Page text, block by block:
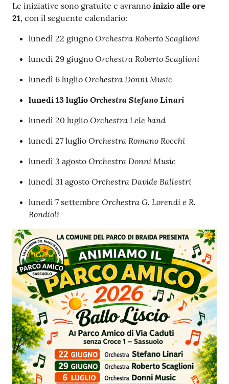
a
s
gli
argomenti...
Seguici
Le iniziative sono gratuite e avranno inizio alle ore
21, con il seguente calendario:
lunedì 22 giugno Orchestra Roberto Scaglioni
lunedì 29 giugno Orchestra Roberto Scaglioni
lunedì 6 luglio Orchestra Donni Music
lunedì 13 luglio Orchestra Stefano Linari
lunedì 20 luglio Orchestra Lele band
lunedì 27 luglio Orchestra Romano Rocchi
lunedì 3 agosto Orchestra Donni Music
lunedì 31 agosto Orchestra Davide Ballestri
lunedì 7 settembre Orchestra G. Lorendi e R.
Bondioli